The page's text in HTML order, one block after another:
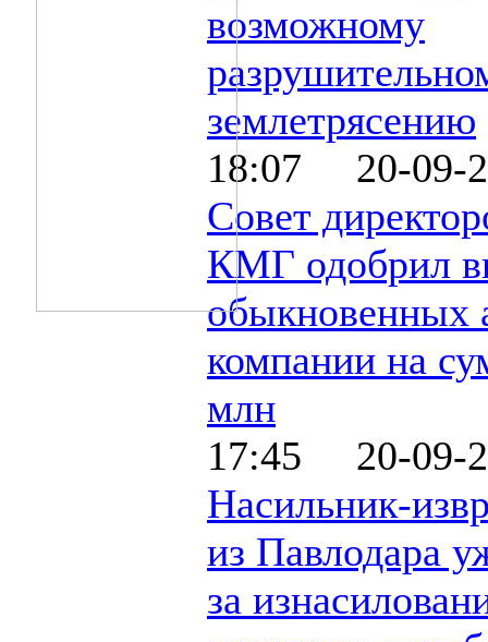
возможному
землетрясению
18:07 20-09-
Совет
КМГ одобрил
обыкновенных
компании на
млн
17:45 20-09-
Насильник-
из Павлодара
за